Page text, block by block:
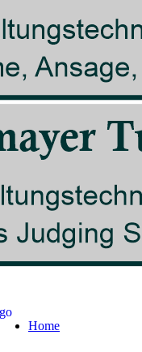
Home